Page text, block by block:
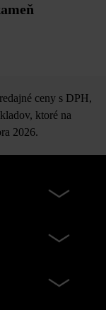
ceny s DPH,
ktoré na
2026.